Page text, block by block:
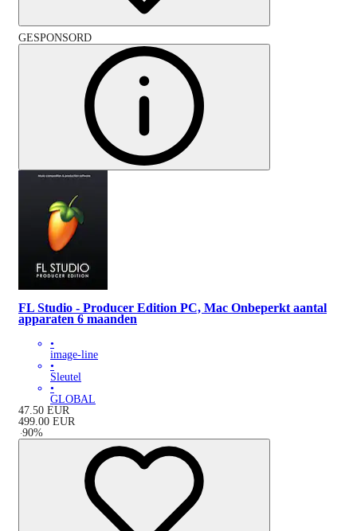
GESPONSORD
FL Studio - Producer Edition PC, Mac Onbeperkt aantal
apparaten 6 maanden
•
image-line
•
Sleutel
•
GLOBAL
47.50 EUR
499.00 EUR
-90%